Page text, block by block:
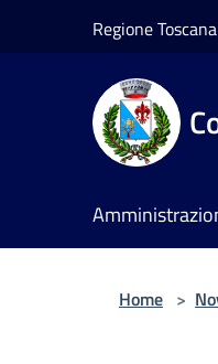
Regione Toscana
Home >